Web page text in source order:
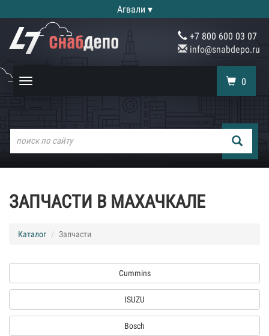
Агвали ▾
+7 800 600 03 07
info@snabdepo.ru
Toggle
0
ЗАПЧАСТИ В МАХАЧКАЛЕ
Каталог Запчасти
Cummins
ISUZU
Bosch